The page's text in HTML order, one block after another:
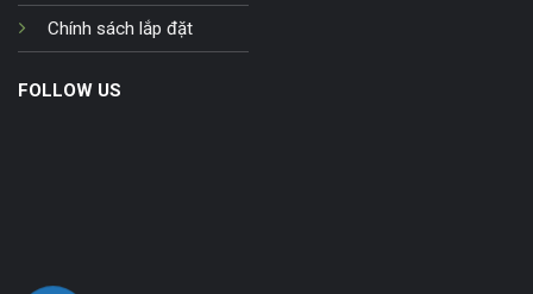
Chính sách lắp đặt
FOLLOW US